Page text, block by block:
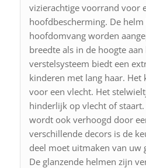
vizierachtige voorrand voor
hoofdbescherming. De helm
hoofdomvang worden
breedte als in de hoogte
verstelsysteem biedt een
kinderen met lang haar. Het
voor een vlecht. Het
hinderlijk op vlecht of
wordt ook verhoogd door
verschillende decors is de
deel moet uitmaken van uw
De glanzende helmen zijn